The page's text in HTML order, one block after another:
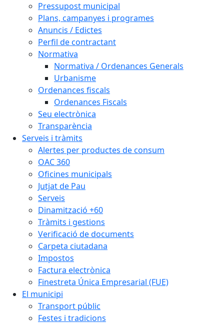
Pressupost municipal
Plans, campanyes i programes
Anuncis / Edictes
Perfil de contractant
Normativa
Normativa / Ordenances Generals
Urbanisme
Ordenances fiscals
Ordenances Fiscals
Seu electrònica
Transparència
Serveis i tràmits
Alertes per productes de consum
OAC 360
Oficines municipals
Jutjat de Pau
Serveis
Dinamització +60
Tràmits i gestions
Verificació de documents
Carpeta ciutadana
Impostos
Factura electrònica
Finestreta Única Empresarial (FUE)
El municipi
Transport públic
Festes i tradicions